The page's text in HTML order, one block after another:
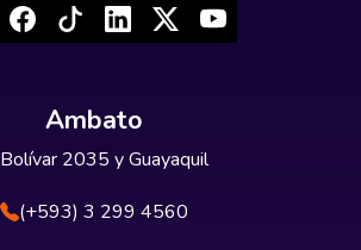
Ambato
Bolívar 2035 y Guayaquil
(+593) 3 299 4560